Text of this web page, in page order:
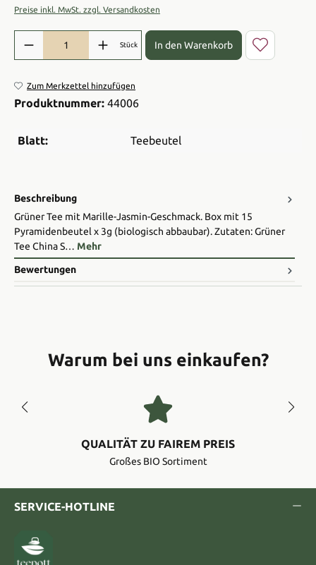
Preise inkl. MwSt. zzgl. Versandkosten
Produkt Anzahl: Gib den gewünschten Wert ein oder benutze die
Stück In den Warenkorb
Zum Merkzettel hinzufügen
Produktnummer: 44006
Blatt: Teebeutel
Beschreibung
Grüner Tee mit Marille-Jasmin-Geschmack. Box mit 15
Pyramidenbeutel x 3g (biologisch abbaubar). Zutaten: Grüner
Tee China S… Mehr
Bewertungen
Warum bei uns einkaufen?
QUALITÄT ZU FAIREM PREIS
Großes BIO Sortiment
SERVICE-HOTLINE